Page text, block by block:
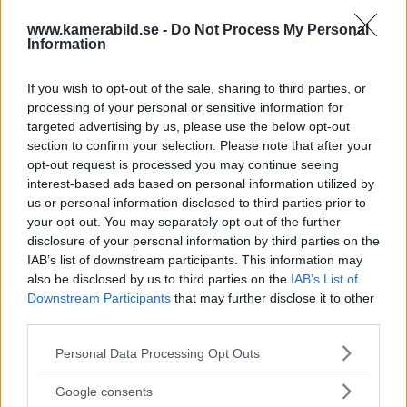
www.kamerabild.se - Do Not Process My Personal
Information
If you wish to opt-out of the sale, sharing to third parties, or
processing of your personal or sensitive information for
targeted advertising by us, please use the below opt-out
section to confirm your selection. Please note that after your
opt-out request is processed you may continue seeing
interest-based ads based on personal information utilized by
us or personal information disclosed to third parties prior to
your opt-out. You may separately opt-out of the further
disclosure of your personal information by third parties on the
IAB’s list of downstream participants. This information may
also be disclosed by us to third parties on the IAB’s List of
Downstream Participants that may further disclose it to other
Please note that this website/app uses one or more Google
not limited to your visit or usage behaviour. You may click to
Personal Data Processing Opt Outs
Google consents
När Alison Jackson skapar montage, är det för att
uppnå något som hon aldrig kommer att lyckas
fånga på bild. Men Björn Persson skulle inte
behöva ta till montagesaxen. Det han skapar finns
tillgängligt där ute – i verkligheten.
Det är därför hela den här historien har fått så
stora proportioner.
För vi känner oss lurade.
Oavsett om Björn Persson har menat att göra det,
eller inte.
Läs även